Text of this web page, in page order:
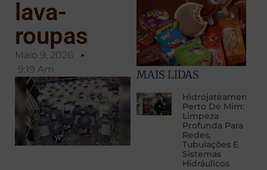
lava-
roupas
Maio 9, 2026
9:19 Am
MAIS LIDAS
Hidrojateamento
Perto De Mim:
Limpeza
Profunda Para
Redes,
Tubulações E
Sistemas
Hidráulicos